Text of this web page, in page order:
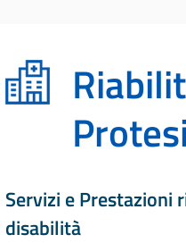
Servizi e Prestazioni
disabilità